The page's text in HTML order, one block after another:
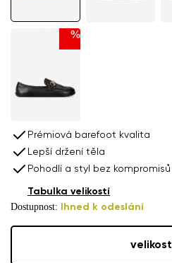
%
Prémiová barefoot kvalita
Lepší držení těla
Pohodlí a styl bez kompromisů
Dostupnost: Ihned k odeslání
Tabulka velikostí
velikost